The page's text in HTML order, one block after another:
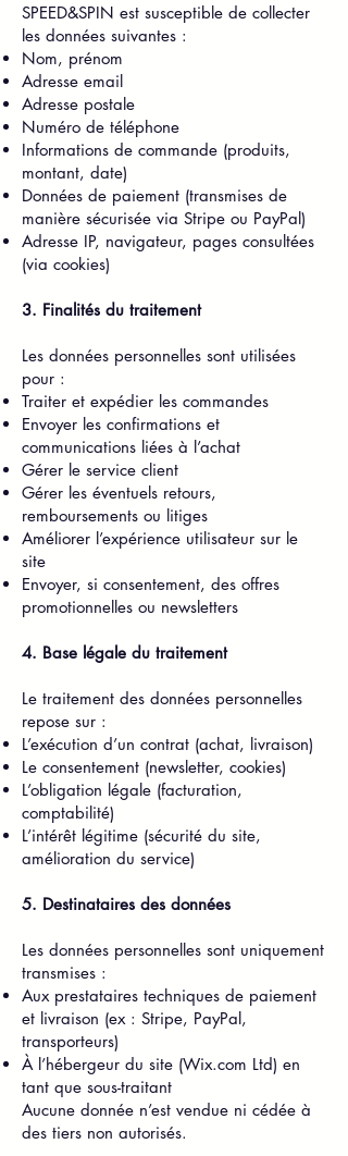
SPEED&SPIN est susceptible de collecter
les données suivantes :
Nom, prénom
Adresse email
Adresse postale
Numéro de téléphone
Informations de commande (produits,
montant, date)
Données de paiement (transmises de
manière sécurisée via Stripe ou PayPal)
Adresse IP, navigateur, pages consultées
(via cookies)
3. Finalités du traitement
Les données personnelles sont utilisées
pour :
Traiter et expédier les commandes
Envoyer les confirmations et
communications liées à l’achat
Gérer le service client
Gérer les éventuels retours,
remboursements ou litiges
Améliorer l’expérience utilisateur sur le
site
Envoyer, si consentement, des offres
promotionnelles ou newsletters
4. Base légale du traitement
Le traitement des données personnelles
repose sur :
L’exécution d’un contrat (achat, livraison)
Le consentement (newsletter, cookies)
L’obligation légale (facturation,
comptabilité)
L’intérêt légitime (sécurité du site,
amélioration du service)
5. Destinataires des données
Les données personnelles sont uniquement
transmises :
Aux prestataires techniques de paiement
et livraison (ex : Stripe, PayPal,
transporteurs)
À l’hébergeur du site (Wix.com Ltd) en
tant que sous-traitant
Aucune donnée n’est vendue ni cédée à
des tiers non autorisés.